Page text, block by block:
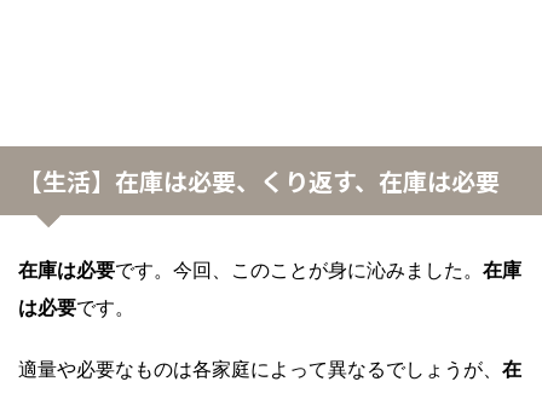
【生活】在庫は必要、くり返す、在庫は必要
在庫は必要です。今回、このことが身に沁みました。 在庫
は必要です。
適量や必要なものは各家庭によって異なるでしょうが、 在